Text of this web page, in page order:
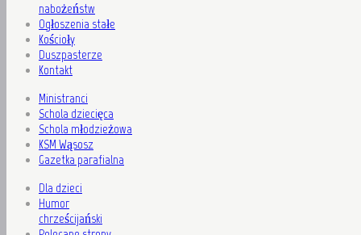
nabożeństw
Ogłoszenia stałe
Kościoły
Duszpasterze
Kontakt
Ministranci
Schola dziecięca
Schola młodzieżowa
KSM Wąsosz
Gazetka parafialna
Dla dzieci
Humor
chrześcijański